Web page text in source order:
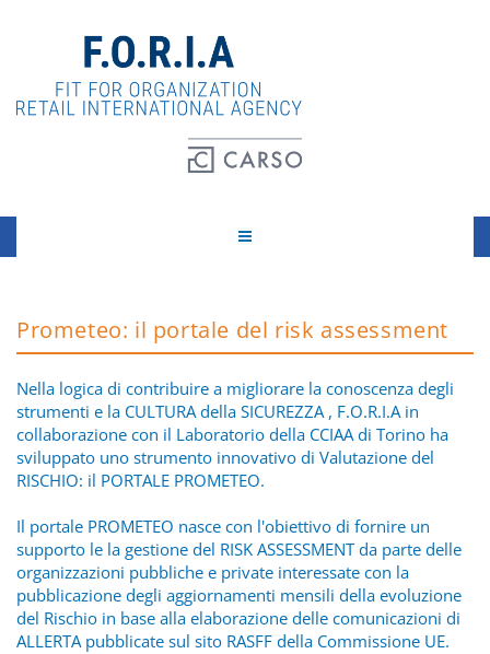
Prometeo: il portale del risk assessment
Nella logica di contribuire a migliorare la conoscenza degli
strumenti e la CULTURA della SICUREZZA , F.O.R.I.A in
collaborazione con il Laboratorio della CCIAA di Torino ha
sviluppato uno strumento innovativo di Valutazione del
RISCHIO: il PORTALE PROMETEO.
Il portale PROMETEO nasce con l'obiettivo di fornire un
supporto le la gestione del RISK ASSESSMENT da parte delle
organizzazioni pubbliche e private interessate con la
pubblicazione degli aggiornamenti mensili della evoluzione
del Rischio in base alla elaborazione delle comunicazioni di
ALLERTA pubblicate sul sito RASFF della Commissione UE.